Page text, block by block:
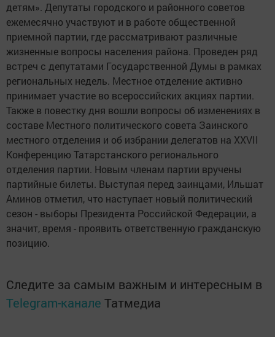
детям». Депутаты городского и районного советов
ежемесячно участвуют и в работе общественной
приемной партии, где рассматривают различные
жизненные вопросы населения района. Проведен ряд
встреч с депутатами Государственной Думы в рамках
региональных недель. Местное отделение активно
принимает участие во всероссийских акциях партии.
Также в повестку дня вошли вопросы об изменениях в
составе Местного политического совета Заинского
местного отделения и об избрании делегатов на XXVII
Конференцию Татарстанского регионального
отделения партии. Новым членам партии вручены
партийные билеты. Выступая перед заинцами, Ильшат
Аминов отметил, что наступает новый политический
сезон - выборы Президента Российской Федерации, а
значит, время - проявить ответственную гражданскую
позицию.
Следите за самым важным и интересным в
Telegram-канале Татмедиа